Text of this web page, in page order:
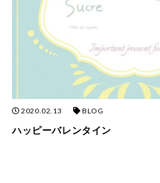
2020.02.13 BLOG
ハッピーバレンタイン